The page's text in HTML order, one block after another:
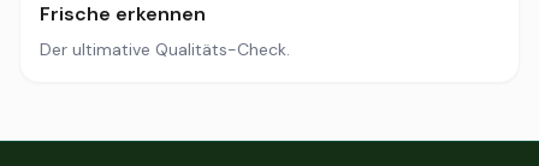
Frische erkennen
Der ultimative Qualitäts-Check.